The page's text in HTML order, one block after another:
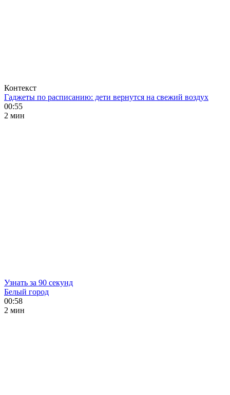
Контекст
Гаджеты по расписанию: дети вернутся на свежий воздух
00:55
2 мин
Узнать за 90 секунд
Белый город
00:58
2 мин